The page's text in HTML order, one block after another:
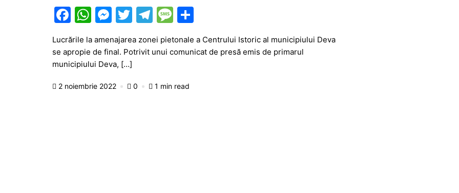
F
a
c
e
b
o
W
at
s
A
p
M
e
s
s
e
T
itt
T
el
e
a
M
s
a
g
ta
Lucrările la amenajarea zonei pietonale a Centrului Istoric al municipiului Deva
se apropie de final. Potrivit unui comunicat de presă emis de primarul
municipiului Deva, […]
2 noiembrie 2022 0 1 min read